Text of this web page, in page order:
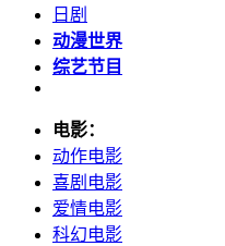
日剧
动漫世界
综艺节目
电影：
动作电影
喜剧电影
爱情电影
科幻电影